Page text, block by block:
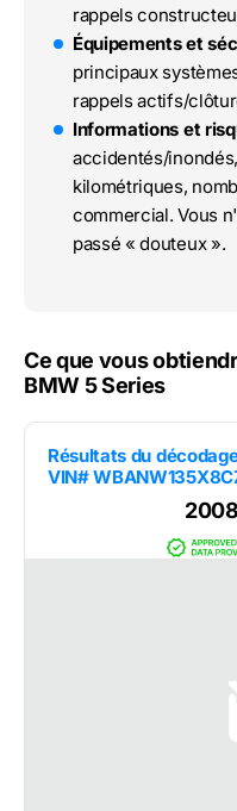
rappels
Équipements et
principaux
rappels actifs/
Informations et
accidentés/
kilométriques,
commercial. Vous
passé « douteux ».
Ce que vous
BMW 5 Series
Résultats du
VIN#